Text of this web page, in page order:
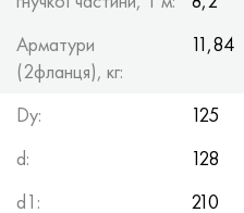
Арматури
(2фланця), кг:
11,84
Dy:
125
d:
128
d1:
210